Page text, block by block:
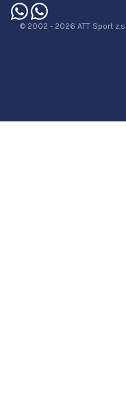
© 2002 - 2026 ATT Sport